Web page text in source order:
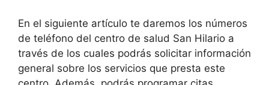
En el siguiente artículo te daremos los números
de teléfono del centro de salud San Hilario a
través de los cuales podrás solicitar información
general sobre los servicios que presta este